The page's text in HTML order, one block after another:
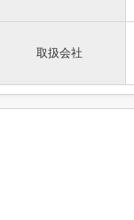
取扱会社